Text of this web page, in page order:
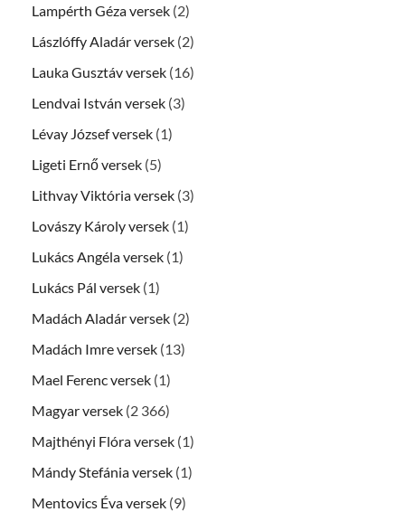
Lampérth Géza versek (2)
Lászlóffy Aladár versek (2)
Lauka Gusztáv versek (16)
Lendvai István versek (3)
Lévay József versek (1)
Ligeti Ernő versek (5)
Lithvay Viktória versek (3)
Lovászy Károly versek (1)
Lukács Angéla versek (1)
Lukács Pál versek (1)
Madách Aladár versek (2)
Madách Imre versek (13)
Mael Ferenc versek (1)
Magyar versek (2 366)
Majthényi Flóra versek (1)
Mándy Stefánia versek (1)
Mentovics Éva versek (9)